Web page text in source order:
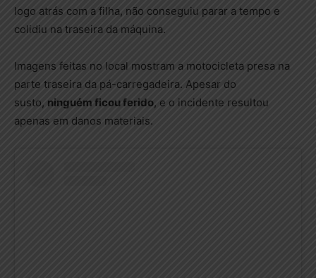
logo atrás com a filha, não conseguiu parar a tempo e
colidiu na traseira da máquina.
Imagens feitas no local mostram a motocicleta presa na
parte traseira da pá-carregadeira. Apesar do
susto, ninguém ficou ferido, e o incidente resultou
apenas em danos materiais.